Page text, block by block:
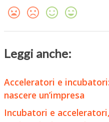
Leggi anche:
Acceleratori e
nascere un’impresa
Incubatori e